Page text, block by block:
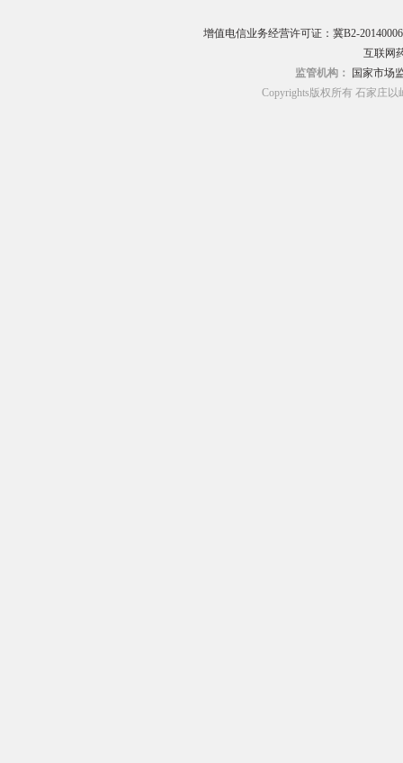
增值电信业务经营许可证：冀B2-20140006
互联网
监管机构：
国家市场
Copyrights版权所有 石家庄